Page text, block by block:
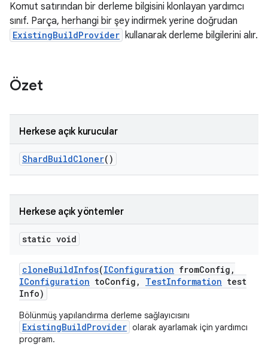
Komut satırından bir derleme bilgisini klonlayan yardımcı
sınıf. Parça, herhangi bir şey indirmek yerine doğrudan
ExistingBuildProvider kullanarak derleme bilgilerini alır.
Özet
Herkese açık kurucular
ShardBuildCloner()
Herkese açık yöntemler
static void
cloneBuildInfos(IConfiguration fromConfig ,
IConfiguration toConfig , TestInformation test
Info)
Bölünmüş yapılandırma derleme sağlayıcısını
ExistingBuildProvider olarak ayarlamak için yardımcı
program.